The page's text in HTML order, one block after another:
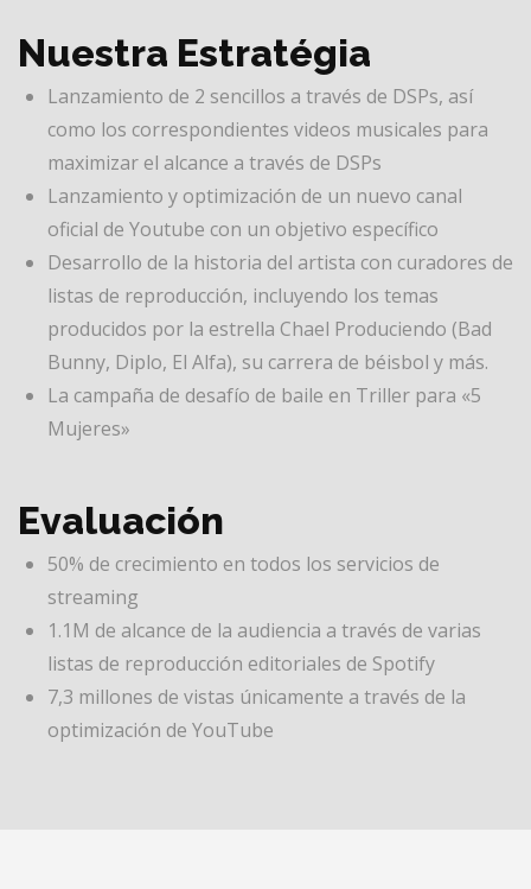
Nuestra Estratégia
Lanzamiento de 2 sencillos a través de DSPs, así
como los correspondientes videos musicales para
maximizar el alcance a través de DSPs
Lanzamiento y optimización de un nuevo canal
oficial de Youtube con un objetivo específico
Desarrollo de la historia del artista con curadores de
listas de reproducción, incluyendo los temas
producidos por la estrella Chael Produciendo (Bad
Bunny, Diplo, El Alfa), su carrera de béisbol y más.
La campaña de desafío de baile en Triller para «5
Mujeres»
Evaluación
50% de crecimiento en todos los servicios de
streaming
1.1M de alcance de la audiencia a través de varias
listas de reproducción editoriales de Spotify
7,3 millones de vistas únicamente a través de la
optimización de YouTube